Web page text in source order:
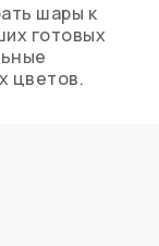
шары к
готовых
цветов.